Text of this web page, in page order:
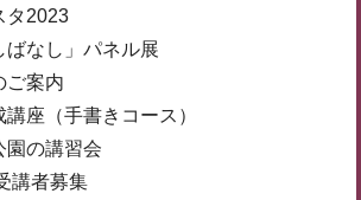
タ2023
ばなし」パネル展
ご案内
座（手書きコース）
園の講習会
講者募集